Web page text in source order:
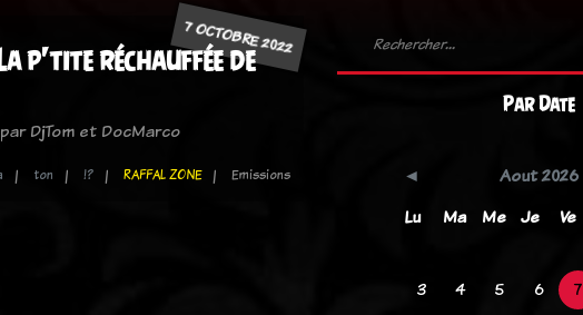
7 OCTOBRE 2022
La p'tite réchauffée de
DjTom et DocMarco
ton !? RAFFAL ZONE Emissions
Par Date
Aout 2026
Lu
Ma Me Je Ve
3
4 5 6 7